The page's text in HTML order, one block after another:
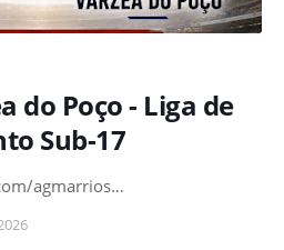
do Poço - Liga de
Sub-17
agmarrios…